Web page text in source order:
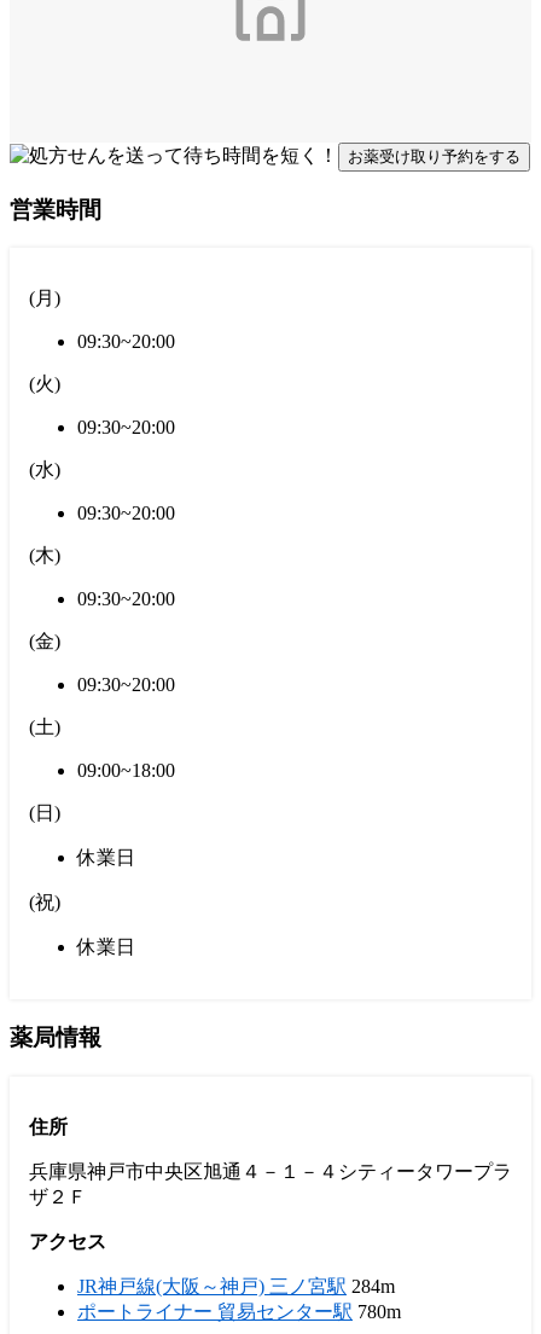
お薬受け取り予約をする
営業時間
(月 )
09:30~20:00
(火)
09:30~20:00
(水)
09:30~20:00
(木)
09:30~20:00
(金)
09:30~20:00
(土)
09:00~18:00
(日 )
休業日
(祝)
休業日
薬局情報
住所
兵庫県神戸市中央区旭通４－１－４シティータワープラ
ザ２Ｆ
アクセス
JR神戸線(大阪～神戸) 三ノ宮駅 284m
ポートライナー 貿易センター駅 780m